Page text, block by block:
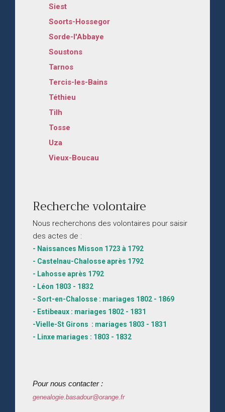
Siest
Soorts-Hossegor
Sorde-l'Abbaye
Soustons
Tarnos
Tercis-les-Bains
Téthieu
Tilh
Tosse
Uza
Vieux-Boucau
Recherche volontaire
Nous recherchons des volontaires pour saisir
des actes de :
- Naissances Misson 1723 à 1792
- Castelnau-Chalosse après 1792
- Lahosse après 1792
- Léon 1803 - 1832
- Sort-en-Chalosse : mariages 1802 - 1869
- Estibeaux : mariages 1802 - 1831
-Vielle-St Girons : mariages 1803 - 1831
- Linxe mariages : 1803 - 1832
Pour nous contacter :
genealogie.basadour@orange.fr